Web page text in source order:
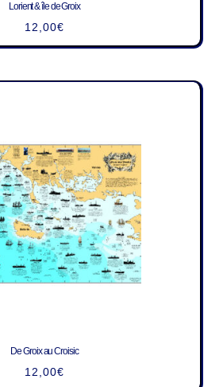
Lorient & île de Groix
12,00€
De Groix au Croisic
12,00€